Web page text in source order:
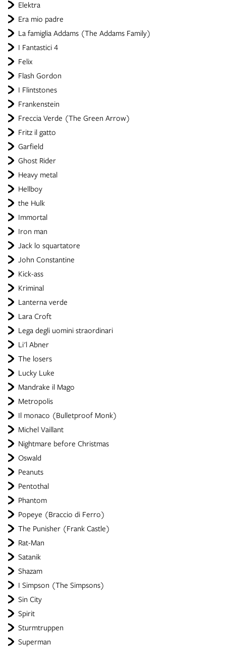
Elektra
Era mio padre
La famiglia Addams (The Addams Family)
I Fantastici 4
Felix
Flash Gordon
I Flintstones
Frankenstein
Freccia Verde (The Green Arrow)
Fritz il gatto
Garfield
Ghost Rider
Heavy metal
Hellboy
the Hulk
Immortal
Iron man
Jack lo squartatore
John Constantine
Kick-ass
Kriminal
Lanterna verde
Lara Croft
Lega degli uomini straordinari
Li'l Abner
The losers
Lucky Luke
Mandrake il Mago
Metropolis
Il monaco (Bulletproof Monk)
Michel Vaillant
Nightmare before Christmas
Oswald
Peanuts
Pentothal
Phantom
Popeye (Braccio di Ferro)
The Punisher (Frank Castle)
Rat-Man
Satanik
Shazam
I Simpson (The Simpsons)
Sin City
Spirit
Sturmtruppen
Superman